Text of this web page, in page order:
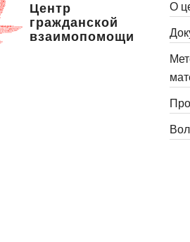
Центр
гражданской
взаимопомощи
О